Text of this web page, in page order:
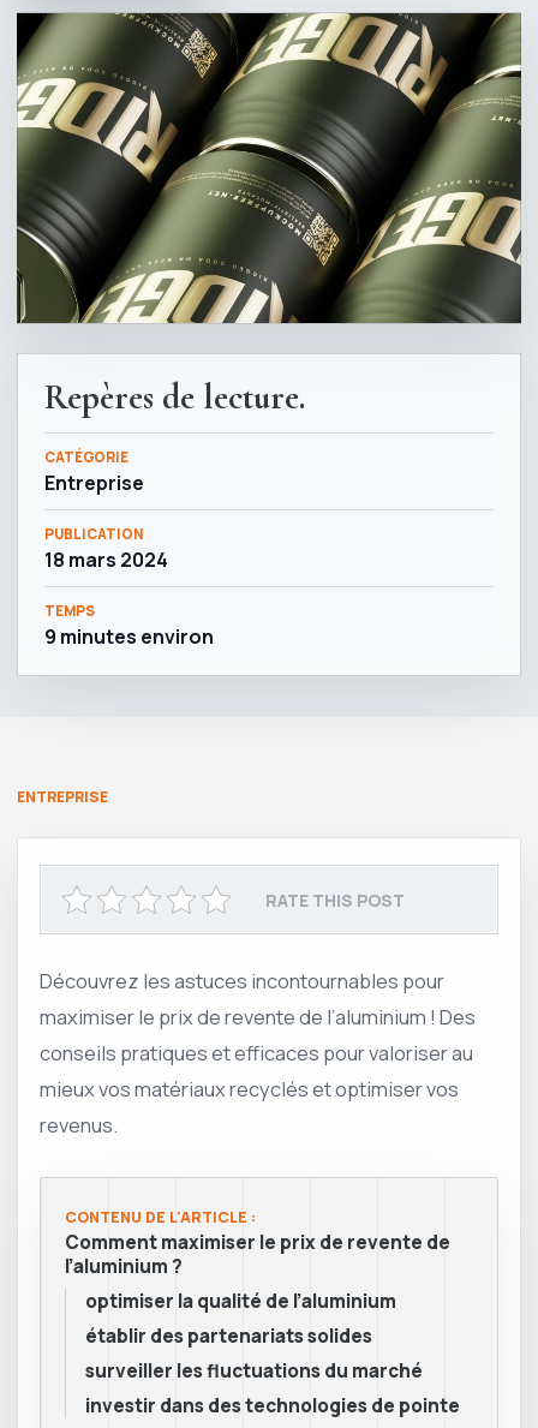
Repères de lecture.
CATÉGORIE
Entreprise
PUBLICATION
18 mars 2024
TEMPS
9 minutes environ
ENTREPRISE
RATE THIS POST
Découvrez les astuces incontournables pour
maximiser le prix de revente de l’aluminium ! Des
conseils pratiques et efficaces pour valoriser au
mieux vos matériaux recyclés et optimiser vos
revenus.
CONTENU DE L'ARTICLE :
Comment maximiser le prix de revente de
l’aluminium ?
optimiser la qualité de l’aluminium
établir des partenariats solides
surveiller les fluctuations du marché
investir dans des technologies de pointe